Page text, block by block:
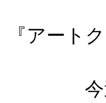
『アート